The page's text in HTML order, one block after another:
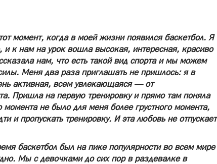
момент, когда в моей жизни появился баскетбол. Я
и к нам на урок вошла высокая, интересная, красиво
нам, что есть такой вид спорта и мы можем
Меня два раза приглашать не пришлось: я в
активная, всем увлекающаяся — от
Пришла на первую тренировку и прямо там поняла
не было для меня более грустного момента,
и пропускать тренировку. И эта любовь не отпускает
баскетбол был на пике популярности во всем мире
Мы с девочками до сих пор в раздевалке в